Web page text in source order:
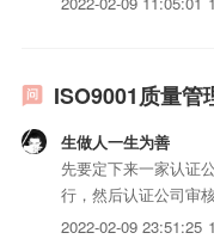
ISO9001质量管
生做人一生为善
先要定下来一家认证
行，然后认证公司审
2022-02-09 23:51:25